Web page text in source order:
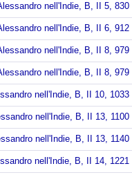
nell'Indie, B, II 5, 830
nell'Indie, B, II 6, 912
nell'Indie, B, II 8, 979
nell'Indie, B, II 8, 979
nell'Indie, B, II 10, 1033
nell'Indie, B, II 13, 1100
nell'Indie, B, II 13, 1140
nell'Indie, B, II 14, 1221